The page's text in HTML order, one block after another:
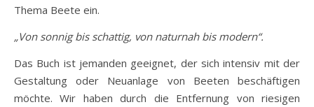
Thema Beete ein.
„Von sonnig bis schattig, von naturnah bis modern“.
Das Buch ist jemanden geeignet, der sich intensiv mit der
Gestaltung oder Neuanlage von Beeten beschäftigen
möchte. Wir haben durch die Entfernung von riesigen